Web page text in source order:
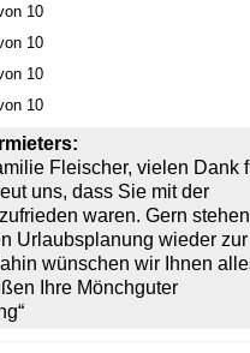
10
10
10
10
Fleischer, vielen Dank
uns, dass Sie mit der
waren. Gern
Urlaubsplanung wieder zur
wünschen wir Ihnen
Ihre Mönchguter